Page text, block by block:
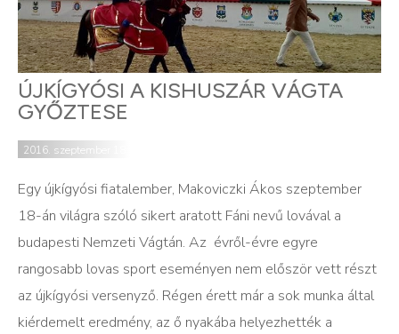
ÚJKÍGYÓSI A KISHUSZÁR VÁGTA
GYŐZTESE
2016. szeptember 18.
Egy újkígyósi fiatalember, Makoviczki Ákos szeptember
18-án világra szóló sikert aratott Fáni nevű lovával a
budapesti Nemzeti Vágtán. Az évről-évre egyre
rangosabb lovas sport eseményen nem először vett részt
az újkígyósi versenyző. Régen érett már a sok munka által
kiérdemelt eredmény, az ő nyakába helyezhették a